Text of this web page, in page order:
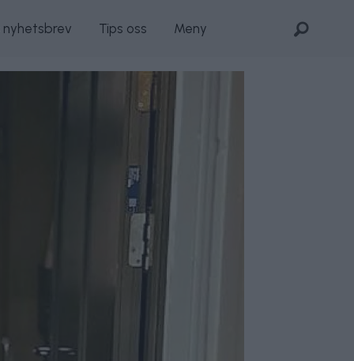
nyhetsbrev Tips oss Meny